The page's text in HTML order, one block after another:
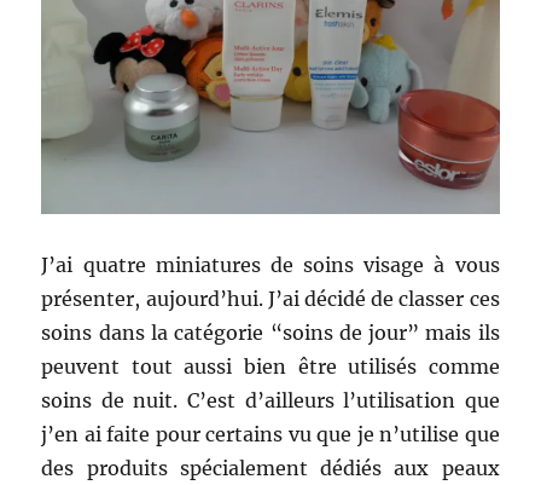
J’ai quatre miniatures de soins visage à vous
présenter, aujourd’hui. J’ai décidé de classer ces
soins dans la catégorie “soins de jour” mais ils
peuvent tout aussi bien être utilisés comme
soins de nuit. C’est d’ailleurs l’utilisation que
j’en ai faite pour certains vu que je n’utilise que
des produits spécialement dédiés aux peaux